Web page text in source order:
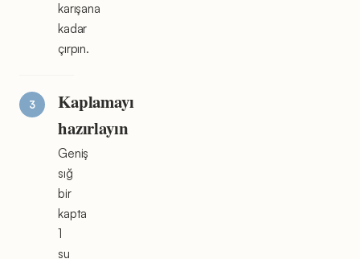
karışana
kadar
çırpın.
Kaplamayı
hazırlayın
Geniş
sığ
bir
kapta
1
su